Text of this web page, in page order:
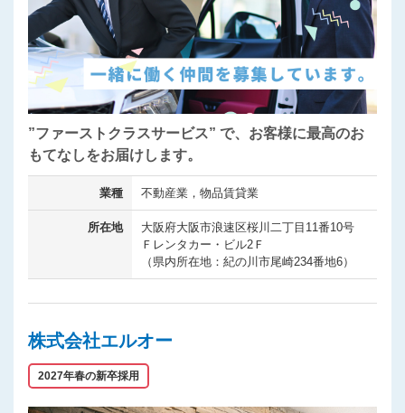
”ファーストクラスサービス” で、お客様に最高のお
もてなしをお届けします。
業種 不動産業，物品賃貸業
所在地
大阪府大阪市浪速区桜川二丁目11番10号
Ｆレンタカー・ビル2Ｆ
（県内所在地：紀の川市尾崎234番地6）
株式会社エルオー
2027年春の新卒採用